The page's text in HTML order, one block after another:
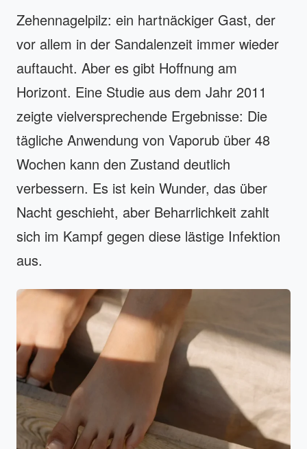
Zehennagelpilz: ein hartnäckiger Gast, der
vor allem in der Sandalenzeit immer wieder
auftaucht. Aber es gibt Hoffnung am
Horizont. Eine Studie aus dem Jahr 2011
zeigte vielversprechende Ergebnisse: Die
tägliche Anwendung von Vaporub über 48
Wochen kann den Zustand deutlich
verbessern. Es ist kein Wunder, das über
Nacht geschieht, aber Beharrlichkeit zahlt
sich im Kampf gegen diese lästige Infektion
aus.